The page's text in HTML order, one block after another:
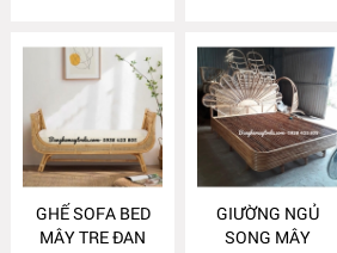
GHẾ SOFA BED
MÂY TRE ĐAN
GIƯỜNG NGỦ
SONG MÂY